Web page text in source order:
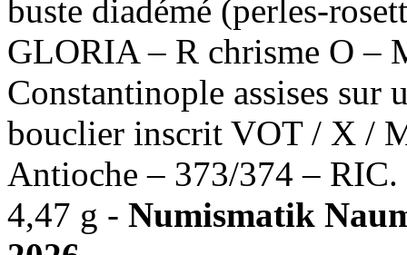
buste diadémé (perles-
GLORIA – R chrisme O –
Constantinople assises sur
bouclier inscrit VOT / X /
Antioche – 373/374 –
4,47 g - Numismatik